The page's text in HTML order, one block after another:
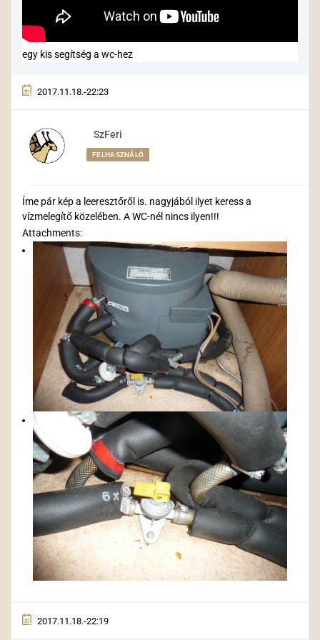
egy kis segítség a wc-hez
2017.11.18.-22:23
SzFeri
FELHASZNÁLÓ
Íme pár kép a leeresztőről is. nagyjából ilyet keress a
vízmelegítő közelében. A WC-nél nincs ilyen!!!
Attachments:
2017.11.18.-22:19